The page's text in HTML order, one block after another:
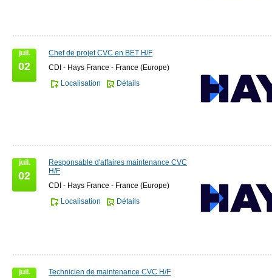
juil.
02
Chef de projet CVC en BET H/F
CDI - Hays France - France (Europe)
Localisation
Détails
juil.
02
Responsable d'affaires maintenance CVC
H/F
CDI - Hays France - France (Europe)
Localisation
Détails
juil.
Technicien de maintenance CVC H/F